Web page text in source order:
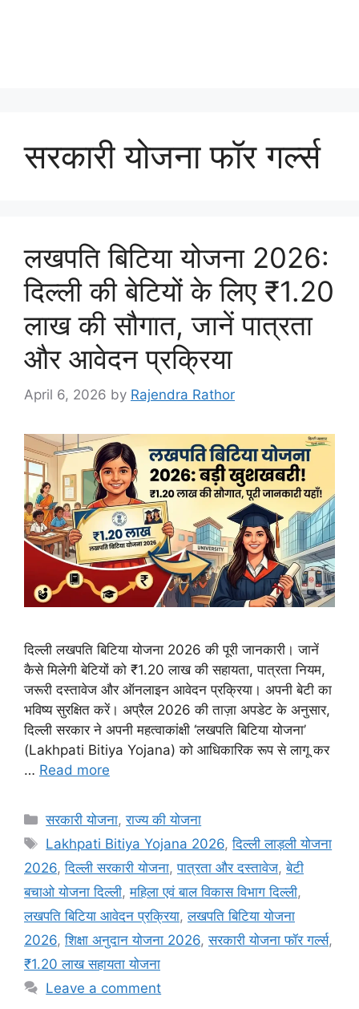
सरकारी योजना फॉर गर्ल्स
लखपति बिटिया योजना 2026:
दिल्ली की बेटियों के लिए ₹1.20
लाख की सौगात, जानें पात्रता
और आवेदन प्रक्रिया
April 6, 2026 by Rajendra Rathor
दिल्ली लखपति बिटिया योजना 2026 की पूरी जानकारी। जानें
कैसे मिलेगी बेटियों को ₹1.20 लाख की सहायता, पात्रता नियम,
जरूरी दस्तावेज और ऑनलाइन आवेदन प्रक्रिया। अपनी बेटी का
भविष्य सुरक्षित करें। अप्रैल 2026 की ताज़ा अपडेट के अनुसार,
दिल्ली सरकार ने अपनी महत्वाकांक्षी ‘लखपति बिटिया योजना’
(Lakhpati Bitiya Yojana) को आधिकारिक रूप से लागू कर
… Read more
Categories
सरकारी योजना,राज्य की योजना
Tags
Lakhpati Bitiya Yojana 2026,दिल्ली लाड़ली योजना
2026,दिल्ली सरकारी योजना,पात्रता और दस्तावेज,बेटी
बचाओ योजना दिल्ली,महिला एवं बाल विकास विभाग दिल्ली,
लखपति बिटिया आवेदन प्रक्रिया,लखपति बिटिया योजना
2026,शिक्षा अनुदान योजना 2026,सरकारी योजना फॉर गर्ल्स,
₹1.20 लाख सहायता योजना
Leave a comment